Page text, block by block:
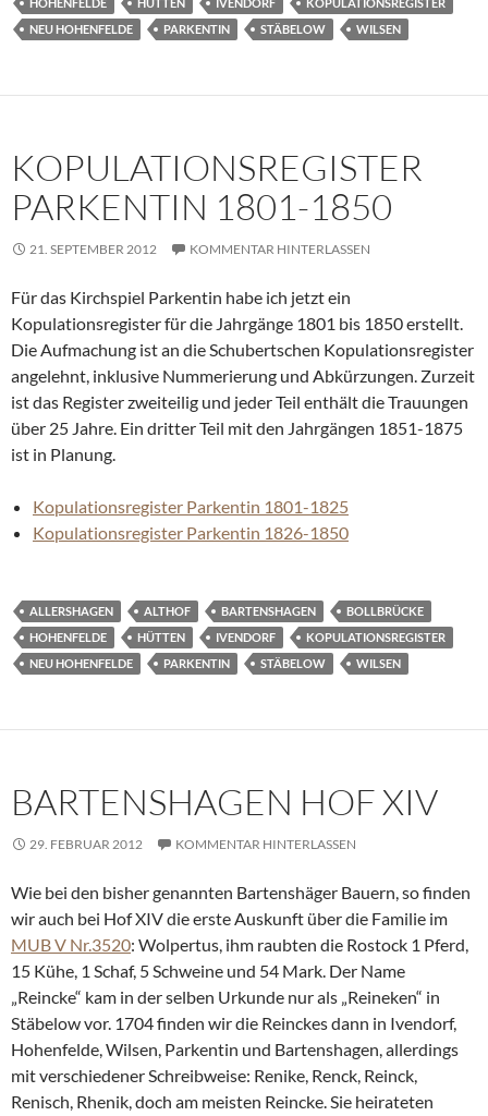
NEU HOHENFELDE
PARKENTIN STÄBELOW WILSEN
KOPULATIONSREGISTER
PARKENTIN 1801-1850
21. SEPTEMBER 2012 KOMMENTAR HINTERLASSEN
Für das Kirchspiel Parkentin habe ich jetzt ein
Kopulationsregister für die Jahrgänge 1801 bis 1850 erstellt.
Die Aufmachung ist an die Schubertschen Kopulationsregister
angelehnt, inklusive Nummerierung und Abkürzungen. Zurzeit
ist das Register zweiteilig und jeder Teil enthält die Trauungen
über 25 Jahre. Ein dritter Teil mit den Jahrgängen 1851-1875
ist in Planung.
Kopulationsregister Parkentin 1801-1825
Kopulationsregister Parkentin 1826-1850
ALLERSHAGEN ALTHOF BARTENSHAGEN
BOLLBRÜCKE
HOHENFELDE
HÜTTEN IVENDORF
KOPULATIONSREGISTER
NEU HOHENFELDE
PARKENTIN STÄBELOW WILSEN
BARTENSHAGEN HOF XIV
29. FEBRUAR 2012 KOMMENTAR HINTERLASSEN
Wie bei den bisher genannten Bartenshäger Bauern, so finden
wir auch bei Hof XIV die erste Auskunft über die Familie im
MUB V Nr.3520: Wolpertus, ihm raubten die Rostock 1 Pferd,
15 Kühe, 1 Schaf, 5 Schweine und 54 Mark. Der Name
„Reincke“ kam in der selben Urkunde nur als „Reineken“ in
Stäbelow vor. 1704 finden wir die Reinckes dann in Ivendorf,
Hohenfelde, Wilsen, Parkentin und Bartenshagen, allerdings
mit verschiedener Schreibweise: Renike, Renck, Reinck,
Renisch, Rhenik, doch am meisten Reincke. Sie heirateten